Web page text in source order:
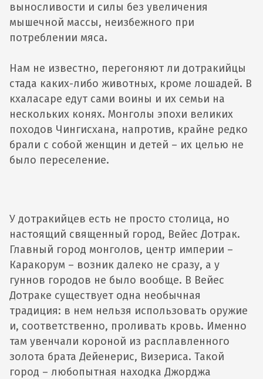
выносливости и силы без увеличения
мышечной массы, неизбежного при
потреблении мяса.
Нам не известно, перегоняют ли дотракийцы
стада каких-либо животных, кроме лошадей. В
кхаласаре едут сами воины и их семьи на
нескольких конях. Монголы эпохи великих
походов Чингисхана, напротив, крайне редко
брали с собой женщин и детей – их целью не
было переселение.
У дотракийцев есть не просто столица, но
настоящий священный город, Вейес Дотрак.
Главный город монголов, центр империи –
Каракорум – возник далеко не сразу, а у
гуннов городов не было вообще. В Вейес
Дотраке существует одна необычная
традиция: в нем нельзя использовать оружие
и, соответственно, проливать кровь. Именно
там увенчали короной из расплавленного
золота брата Дейенерис, Визериса. Такой
город – любопытная находка Джорджа